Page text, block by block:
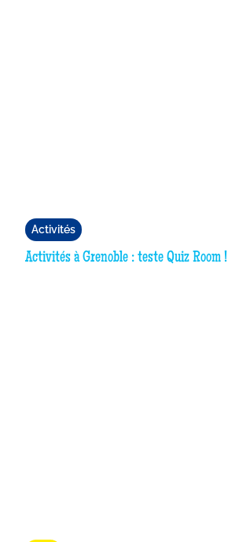
Activités
Activités à Grenoble : teste Quiz Room !